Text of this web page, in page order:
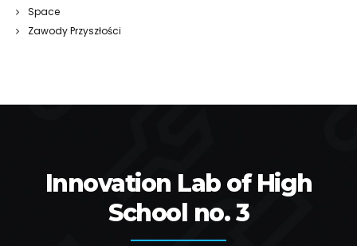
Space
Zawody Przyszłości
Innovation Lab of High
School no. 3